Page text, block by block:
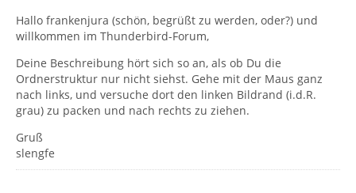
Hallo frankenjura (schön, begrüßt zu werden, oder?) und
willkommen im Thunderbird-Forum,
Deine Beschreibung hört sich so an, als ob Du die
Ordnerstruktur nur nicht siehst. Gehe mit der Maus ganz
nach links, und versuche dort den linken Bildrand (i.d.R.
grau) zu packen und nach rechts zu ziehen.
Gruß
slengfe